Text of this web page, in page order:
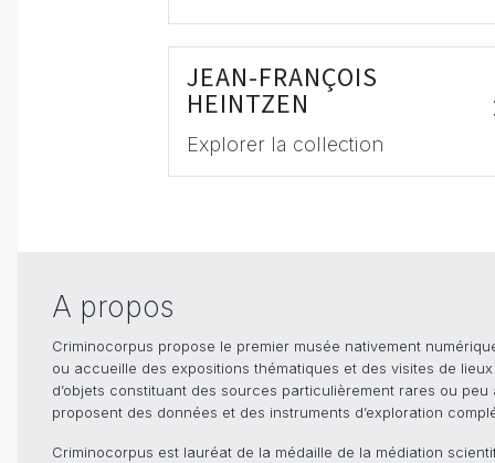
JEAN-FRANÇOIS
HEINTZEN
Explorer la collection
A propos
Criminocorpus propose le premier musée nativement
ou accueille des expositions thématiques et des visites de
d’objets constituant des sources particulièrement rares ou
proposent des données et des instruments d’exploration
Criminocorpus est lauréat de la médaille de la médiation